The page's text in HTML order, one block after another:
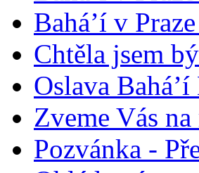
Bahá’í v
Chtěla jsem
Oslava
Zveme Vás
Pozvánka -